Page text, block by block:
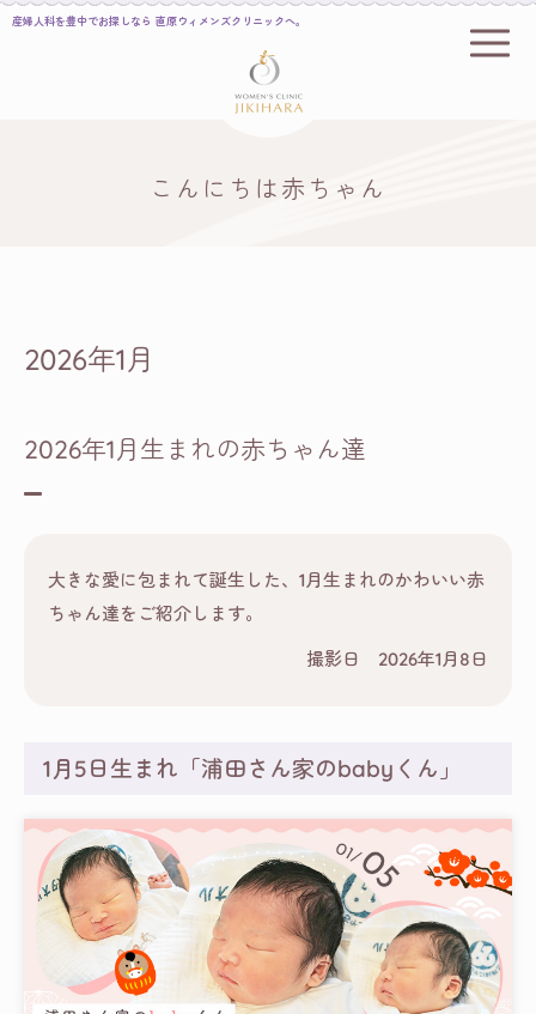
産婦人科を豊中でお探しなら 直原ウィメンズクリニックへ。
こんにちは赤ちゃん
2026年1月
2026年1月生まれの赤ちゃん達
大きな愛に包まれて誕生した、1月生まれのかわいい赤
ちゃん達をご紹介します。
撮影日 2026年1月8日
1月5日生まれ「浦田さん家のbabyくん」